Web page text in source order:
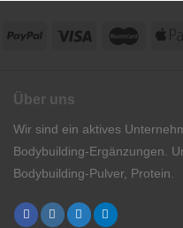
Über uns
Wir sind ein aktives
Bodybuilding-Ergänzungen.
Bodybuilding-Pulver, Protein.